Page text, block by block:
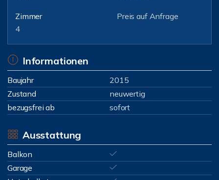
Zimmer
4
Preis auf Anfrage
Informationen
Baujahr
2015
Zustand
neuwertig
bezugsfrei ab
sofort
Ausstattung
Balkon
Garage